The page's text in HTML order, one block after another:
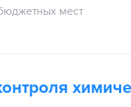
мест